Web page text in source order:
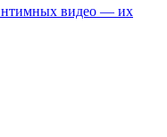
видео — их